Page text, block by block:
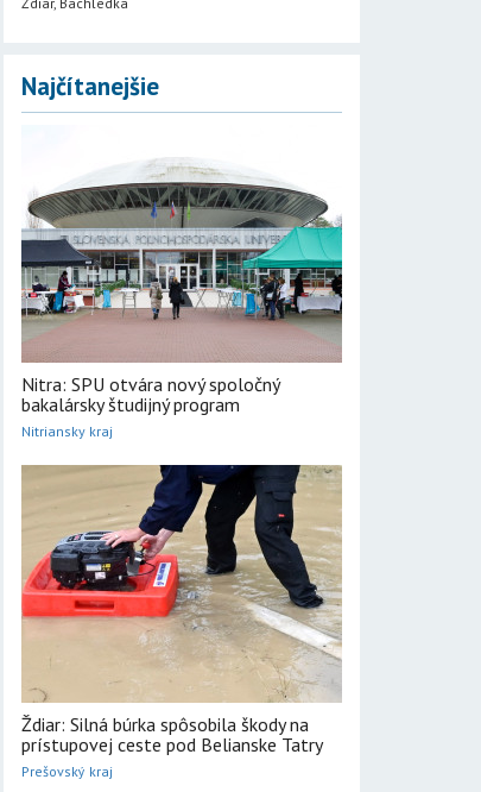
Najčítanejšie
Nitra: SPU otvára nový spoločný
bakalársky študijný program
Nitriansky kraj
Ždiar: Silná búrka spôsobila škody na
prístupovej ceste pod Belianske Tatry
Prešovský kraj